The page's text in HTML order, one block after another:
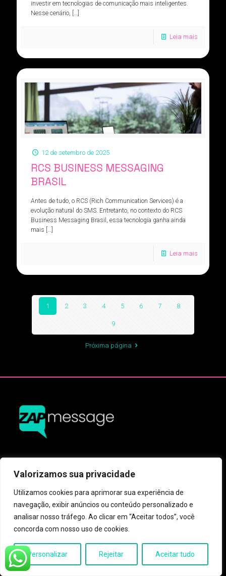
Valorizamos sua privacidade
Utilizamos cookies para aprimorar sua experiência de
navegação, exibir anúncios ou conteúdo personalizado e
analisar nosso tráfego. Ao clicar em “Aceitar todos”, você
concorda com nosso uso de cookies.
Personalizar Rejeitar Aceitar tudo
investir em tecnologias de comunicação mais inteligentes.
Nesse cenário,
Leia mais
12 de setembro de 2025
RCS BUSINESS MESSAGING
BRASIL
Antes de tudo, o RCS (Rich Communication Services) é a
evolução natural do SMS. Entretanto, no contexto do RCS
Business Messaging Brasil, essa tecnologia ganha ainda
mais […]
Leia mais
1 2 3 4 5 6 7 8
9
Próxima página
SIGA-NOS
Instagram
Facebook
CONTATO
(18) 9 9820-4197